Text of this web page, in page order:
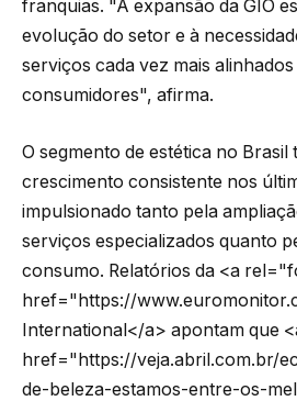
franquias. "A expansão da GIO
evolução do setor e à
serviços cada vez mais
consumidores", afirma.
O segmento de estética no Brasil
crescimento consistente nos
impulsionado tanto pela
serviços especializados quanto
consumo. Relatórios da <a
href="https://
International</a> apontam que
href="https://veja.abril.com.br/
de-beleza-estamos-entre-os-